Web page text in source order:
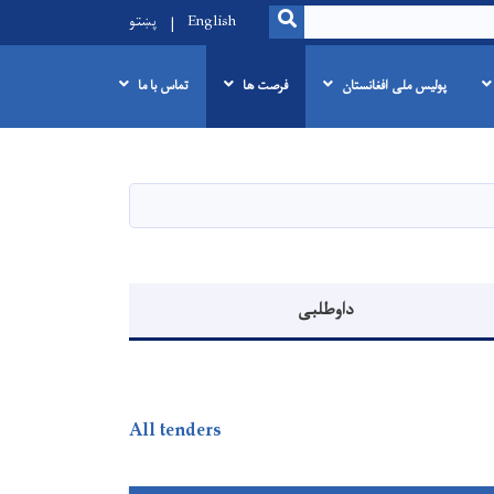
SEARCH
English پښتو
پولیس ملی افغانستان فرصت ها تماس با ما
داوطلبی
All tenders